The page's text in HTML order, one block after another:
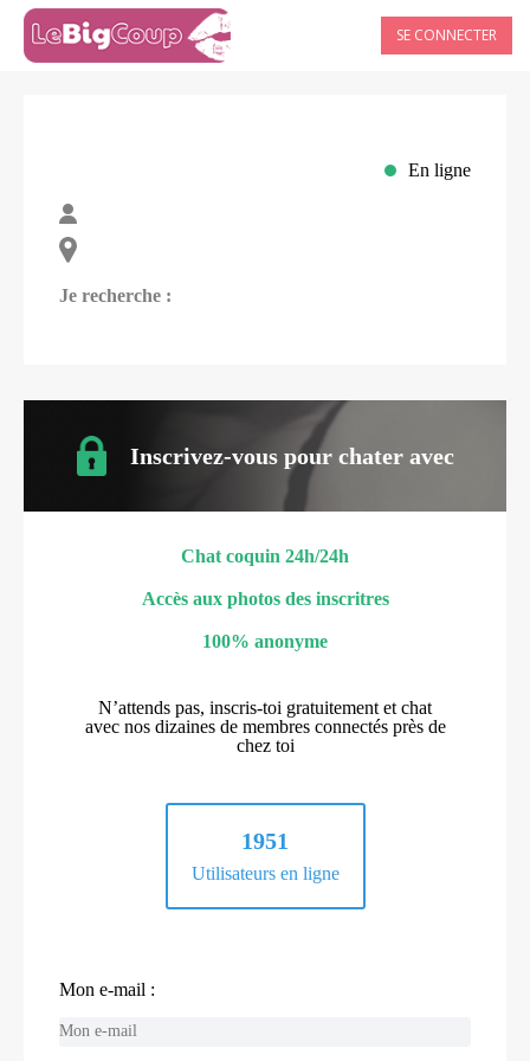
SE CONNECTER
En ligne
Je recherche :
Inscrivez-vous pour chater avec
Chat coquin 24h/24h
Accès aux photos des inscritres
100% anonyme
N’attends pas, inscris-toi gratuitement et chat
avec nos dizaines de membres connectés près de
chez toi
1951
Utilisateurs en ligne
Mon e-mail :